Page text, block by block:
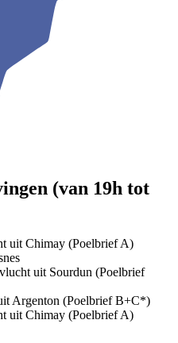
(van 19h tot
uit Chimay (Poelbrief A)
uit Sourdun (Poelbrief
Argenton (Poelbrief B+C*)
uit Chimay (Poelbrief A)